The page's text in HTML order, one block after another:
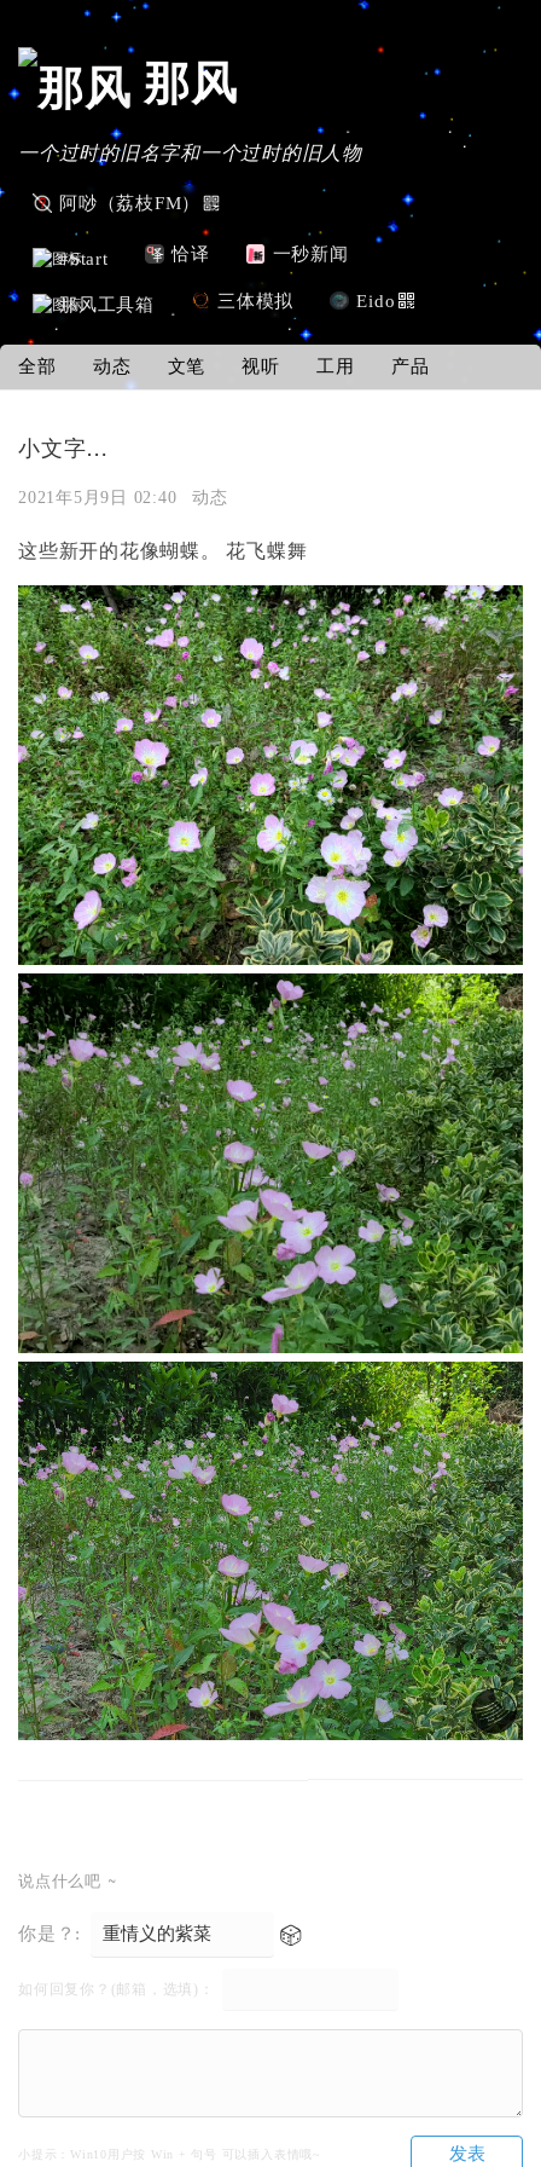
那风
一个过时的旧名字和一个过时的旧人物
阿唦（荔枝FM）
#Start 恰译 一秒新闻
那风工具箱 三体模拟 Eido
全部 动态 文笔 视听 工用 产品
小文字…
2021年5月9日 02:40 动态
这些新开的花像蝴蝶。 花飞蝶舞
说点什么吧 ~
你是？:
如何回复你？(邮箱，选填)：
小提示：Win10用户按 Win + 句号 可以插入表情哦~ 发表